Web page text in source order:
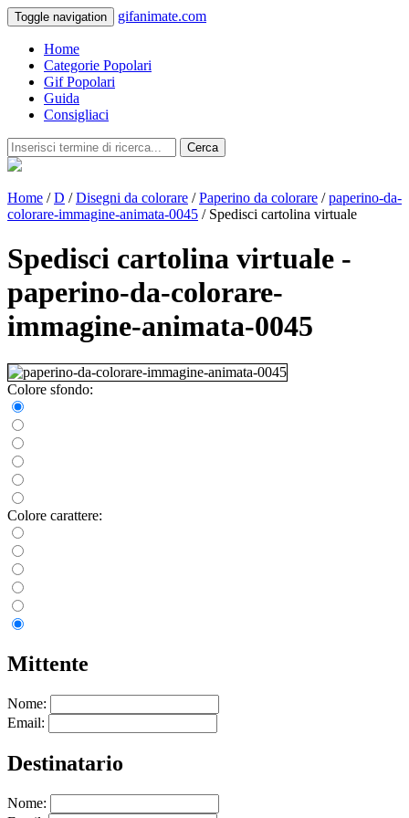
Toggle navigation gifanimate.com
Home
Categorie Popolari
Gif Popolari
Guida
Consigliaci
Cerca
Home /D /Disegni da colorare /Paperino da colorare /paperino-da-
colorare-immagine-animata-0045 / Spedisci cartolina virtuale
Spedisci cartolina virtuale -
paperino-da-colorare-
immagine-animata-0045
Colore sfondo:
Colore carattere:
Mittente
Nome:
Email:
Destinatario
Nome: